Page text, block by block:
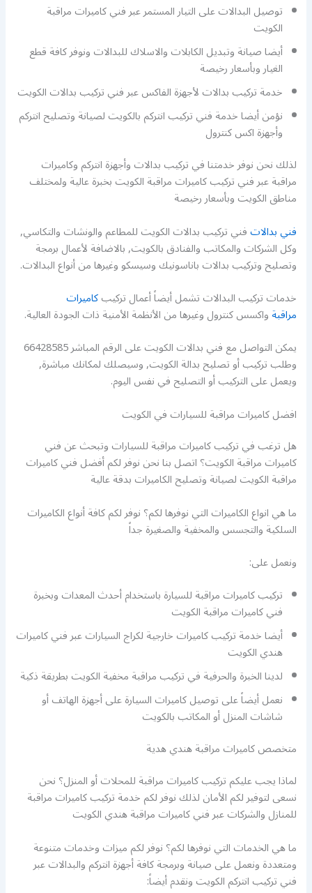
توصيل البدالات على التيار المستمر عبر فني كاميرات مراقبة
الكويت
أيضا صيانة وتبديل الكابلات والاسلاك للبدالات ونوفر كافة قطع
الغيار وبأسعار رخيصة
خدمة تركيب بدالات لأجهزة الفاكس عبر فني تركيب بدالات الكويت
نؤمن أيضا خدمة فني تركيب انتركم بالكويت لصيانة وتصليح انتركم
وأجهزة اكس كنترول
لذلك نحن نوفر خدمتنا في تركيب بدالات وأجهزة انتركم وكاميرات
مراقبة عبر فني تركيب كاميرات مراقبة الكويت بخبرة عالية ولمختلف
مناطق الكويت وبأسعار رخيصة
فني بدالاتفني تركيب بدالات الكويت للمطاعم والونشات والتكاسي,
وكل الشركات والمكاتب والفنادق بالكويت, بالاضافة لأعمال برمجة
وتصليح وتركيب بدالات باناسونيك وسيسكو وغيرها من أنواع البدالات.
خدمات تركيب البدالات تشمل أيضاً أعمال تركيبكاميرات
مراقبةواكسس كنترول وغيرها من الأنظمة الأمنية ذات الجودة العالية.
يمكن التواصل مع فني بدالات الكويت على الرقم المباشر 66428585
وطلب تركيب أو تصليح بدالة الكويت, وسيصلك لمكانك مباشرة,
ويعمل على التركيب أو التصليح في نفس اليوم.
افضل كاميرات مراقبة للسيارات في الكويت
هل ترغب في تركيب كاميرات مراقبة للسيارات وتبحث عن فني
كاميرات مراقبة الكويت؟ اتصل بنا نحن نوفر لكم أفضل فني كاميرات
مراقبة الكويت لصيانة وتصليح الكاميرات بدقة عالية
ما هي انواع الكاميرات التي نوفرها لكم؟ نوفر لكم كافة أنواع الكاميرات
السلكية والتجسس والمخفية والصغيرة جداً
ونعمل على:
تركيب كاميرات مراقبة للسيارة باستخدام أحدث المعدات وبخبرة
فني كاميرات مراقبة الكويت
أيضا خدمة تركيب كاميرات خارجية لكراج السيارات عبر فني كاميرات
هندي الكويت
لدينا الخبرة والحرفية في تركيب مراقبة مخفية الكويت بطريقة ذكية
نعمل أيضاً على توصيل كاميرات السيارة على أجهزة الهاتف أو
شاشات المنزل أو المكاتب بالكويت
متخصص كاميرات مراقبة هندي هدية
لماذا يجب عليكم تركيب كاميرات مراقبة للمحلات أو المنزل؟ نحن
نسعى لتوفير لكم الأمان لذلك نوفر لكم خدمة تركيب كاميرات مراقبة
للمنازل والشركات عبر فني كاميرات مراقبة هندي الكويت
ما هي الخدمات التي نوفرها لكم؟ نوفر لكم ميزات وخدمات متنوعة
ومتعددة ونعمل على صيانة وبرمجة كافة أجهزة انتركم والبدالات عبر
فني تركيب انتركم الكويت ونقدم أيضاً: